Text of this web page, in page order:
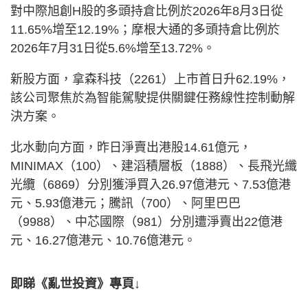
對中際旭創H股的多頭持倉比例於2026年8月3日從
11.65%增至12.19%；摩根大通的多頭持倉比例於
2026年7月31日從5.6%增至13.72%。
新股方面，拿森科技（2261）上市首日升62.19%，
該公司聚焦於為智能駕駛提供關鍵任務線性控制動解
決方案。
北水動向方面，昨日淨賣出港股14.61億元，
MINIMAX（100）、建滔積層板（1888）、長飛光纖
光纜（6869）分別獲淨買入26.97億港元、7.53億港
元、5.93億港元；騰訊（700）、阿里巴巴
（9988）、中芯國際（981）分別遭淨賣出22億港
元、16.27億港元、10.76億港元。
即睇《亂世投資》專頁↓